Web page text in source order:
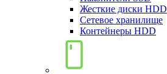
Жесткие диски HDD
Сетевое хранилище
Контейнеры HDD